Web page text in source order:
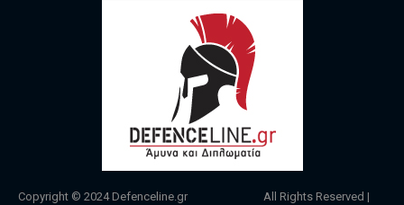
Copyright © 2024 Defenceline.gr All Rights Reserved |